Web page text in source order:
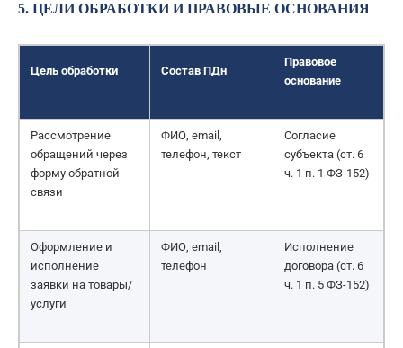
5. ЦЕЛИ ОБРАБОТКИ И ПРАВОВЫЕ ОСНОВАНИЯ
Цель обработки Состав ПДн
Правовое
основание
Рассмотрение
обращений через
форму обратной
связи
ФИО, email,
телефон, текст
Согласие
субъекта (ст. 6
ч. 1 п. 1 ФЗ-152)
Оформление и
исполнение
заявки на товары/
услуги
ФИО, email,
телефон
Исполнение
договора (ст. 6
ч. 1 п. 5 ФЗ-152)